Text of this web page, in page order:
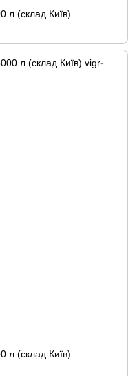
л (склад Київ)
л (склад Київ)